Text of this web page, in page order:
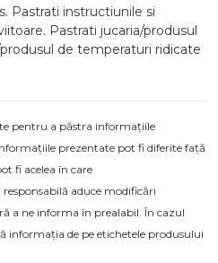
Pastrati instructiunile si
Pastrati jucaria/produsul
de temperaturi ridicate
pentru a păstra informațiile
prezentate pot fi diferite față
fi acelea în care
aduce modificări
a ne informa în prealabil. În cazul
informația de pe etichetele produsului